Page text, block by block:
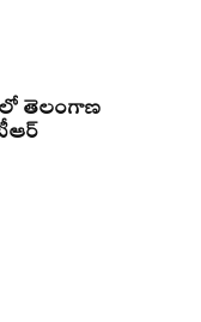
తెలంగాణ